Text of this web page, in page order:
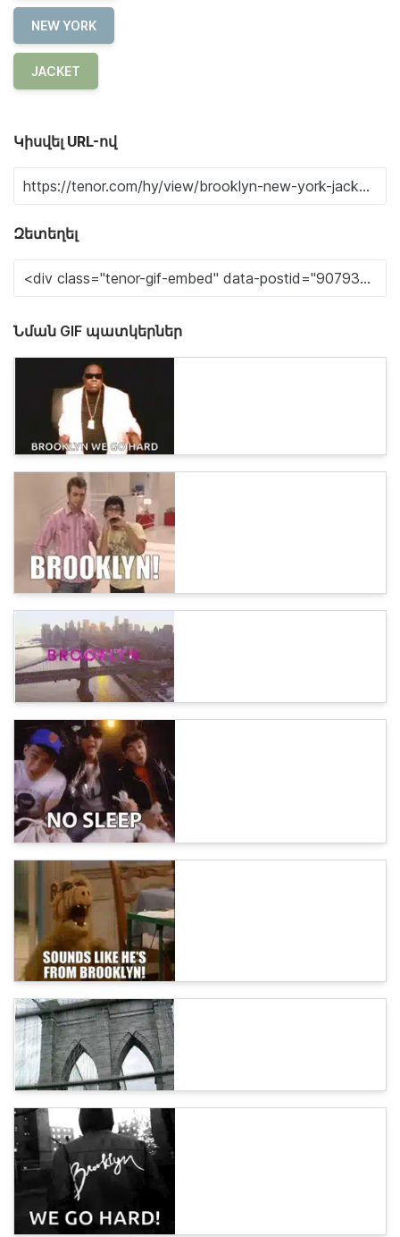
NEW YORK
JACKET
Կիսվել URL-ով
Զետեղել
Նման GIF պատկերներ